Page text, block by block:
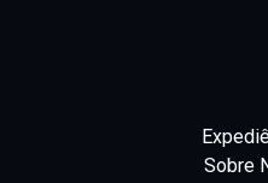
Sobre